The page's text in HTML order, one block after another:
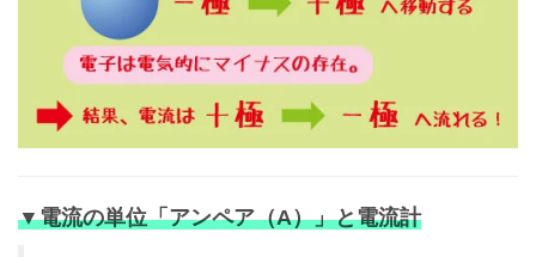
▼電流の単位「アンペア（A）」と電流計